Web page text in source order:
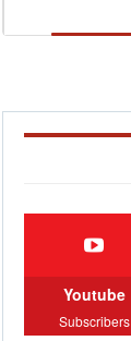
Youtube
Subscribers